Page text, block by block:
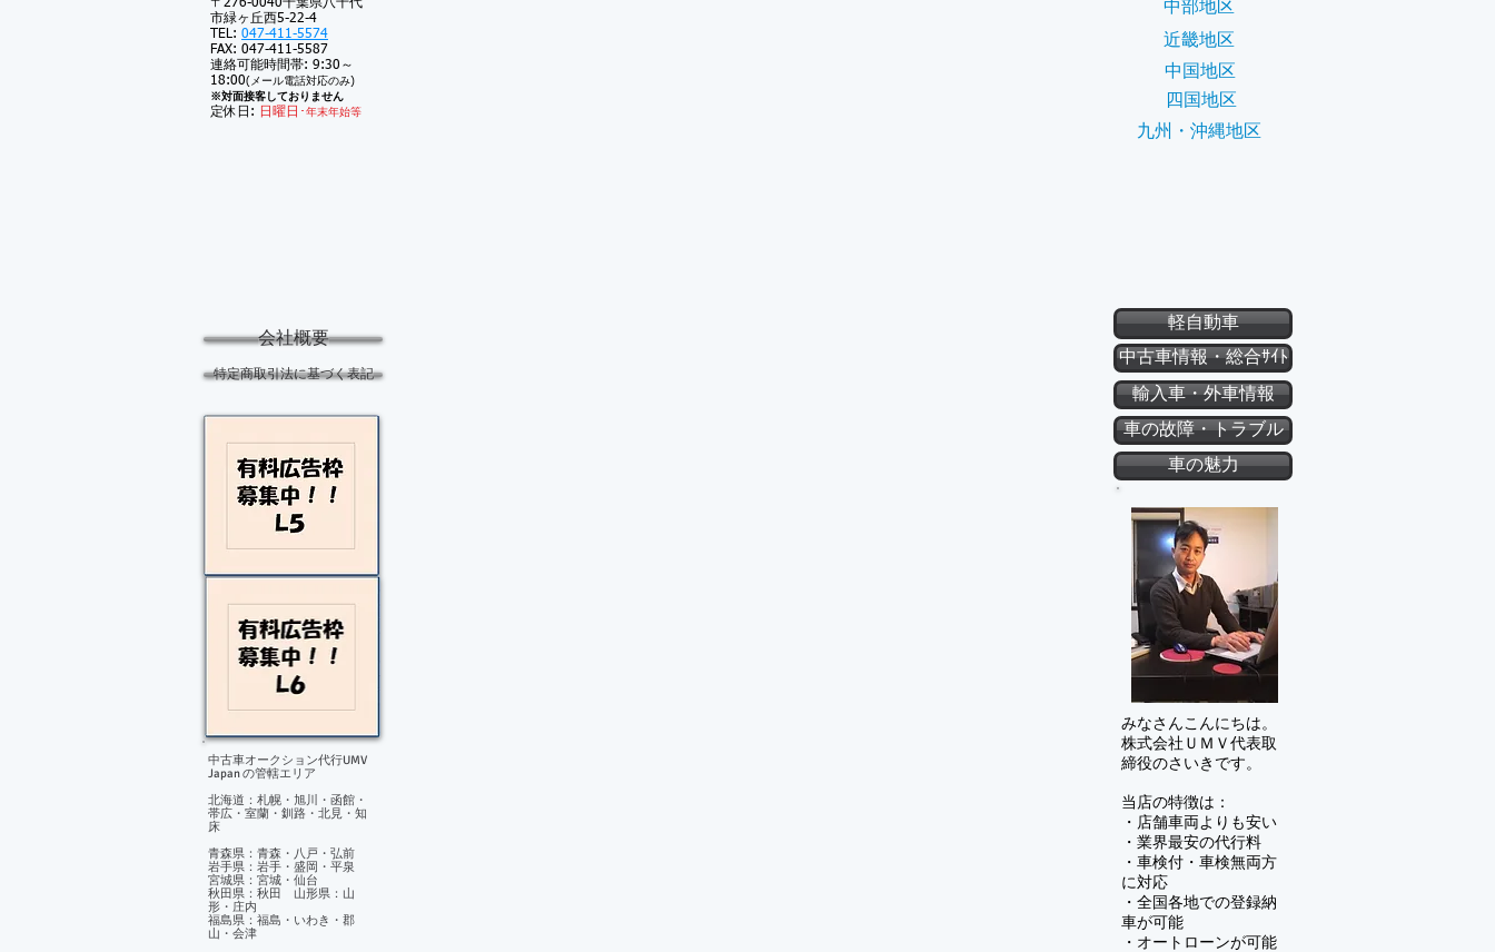
軽自動車
輸入車・外車情報
車の魅力
会社概要
中古車情報・総合ｻｲﾄ
車の故障・トラブル
中部地区
近畿地区
中国地区
四国地区
九州・沖縄地区
〒276-0040千葉県八千代
市緑ヶ丘西5-22-4
TEL: 047-411-5574
FAX: 047-411-5587
連絡可能時間帯: 9:30～
18:00(メール電話対応のみ)
※対面接客しておりません
定休日: 日曜日･ 年末年始等
特定商取引法に基づく表記
中古車オークション代行UMV
Japan の管轄エリア
北海道：札幌・旭川・函館・
帯広・室蘭・釧路・北見・知
床
青森県：青森・八戸・弘前
岩手県：岩手・盛岡・平泉
宮城県：宮城・仙台
秋田県：秋田 山形県：山
形・庄内
福島県：福島・いわき・郡
山・会津
みなさんこんにちは。
株式会社ＵＭＶ 代表取
締役のさいきです。
当店の特徴は：
・店舗車両よりも安い
・業界最安の代行料
・車検付・車検無両方
に対応
・全国各地での登録納
車が可能
・オートローンが可能